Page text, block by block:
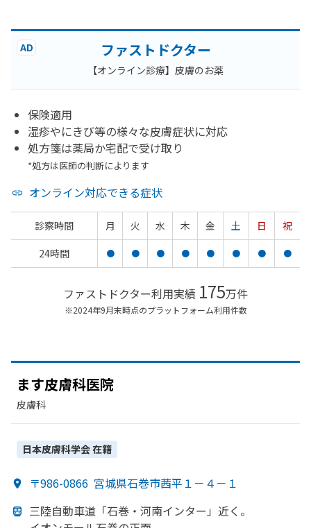
AD ファストドクター
【オンライン診療】皮膚のお薬
保険適用
湿疹やにきび等の様々な皮膚症状に対応
処方箋は薬局か宅配で受け取り
*処方は医師の判断によります
オンライン対応できる症状
診察時間 月 火 水 木 金 土 日
祝
24時間
● ● ● ● ● ● ● ●
ファストドクター利用実績 175万件
※2024年9月末時点のプラットフォーム利用件数
ます皮膚科医院
皮膚科
日本皮膚科学会在籍
〒986-0866 宮城県石巻市茜平１－４－１
三陸自動車道 「石巻・河南インター」 近く。